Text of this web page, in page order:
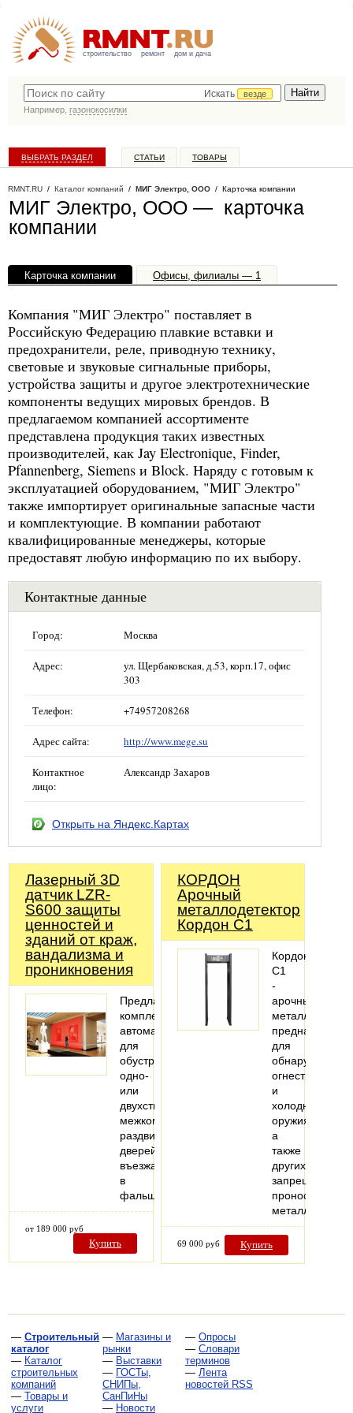
строительство ремонт дом и дача
Искать
везде
Например, газонокосилки
ВЫБРАТЬ РАЗДЕЛ СТАТЬИ ТОВАРЫ
RMNT.RU / Каталог компаний / МИГ Электро, ООО / Карточка компании
МИГ Электро, ООО — карточка
компании
Карточка компании Офисы, филиалы — 1
Компания "МИГ Электро" поставляет в
Российскую Федерацию плавкие вставки и
предохранители, реле, приводную технику,
световые и звуковые сигнальные приборы,
устройства защиты и другое электротехнические
компоненты ведущих мировых брендов. В
предлагаемом компанией ассортименте
представлена продукция таких известных
производителей, как Jay Electronique, Finder,
Pfannenberg, Siemens и Block. Наряду с готовым к
эксплуатацией оборудованием, "МИГ Электро"
также импортирует оригинальные запасные части
и комплектующие. В компании работают
квалифицированные менеджеры, которые
предоставят любую информацию по их выбору.
Контактные данные
Город: Москва
Адрес:
ул. Щербаковская, д.53, корп.17, офис
303
Телефон: +74957208268
Адрес сайта: http://www.mege.su
Контактное
лицо:
Александр Захаров
Открыть на Яндекс.Картах
Лазерный 3D
датчик LZR-
S600 защиты
ценностей и
зданий от краж,
вандализма и
проникновения
Предлагаем
комплекты
автоматики
для
обустройства
одно-
или
двухстворчатых
межкомнатных
раздвижных
дверей,
въезжающих
в
фальшстену..
от 189 000 руб
Купить
КОРДОН
Арочный
металлодетектор
Кордон С1
Кордон
С1
-
арочный
предназначены
для
обнаружения
огнестрельного
и
холодного
оружия,
а
также
других
запрещенных
проносу
69 000 руб Купить
— Строительный
каталог
— Каталог
строительных
компаний
— Товары и
услуги
— Магазины и
рынки
— Выставки
— ГОСТы,
СНИПы,
СанПиНы
— Новости
— Опросы
— Словари
терминов
— Лента
новостей RSS